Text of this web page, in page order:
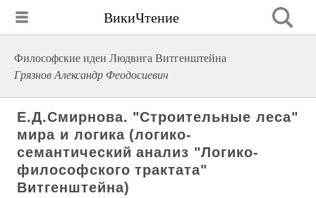
ВикиЧтение
Философские идеи Людвига Витгенштейна
Грязнов Александр Феодосиевич
Е.Д.Смирнова. "Строительные леса"
мира и логика (логико-
семантический анализ "Логико-
философского трактата"
Витгенштейна)